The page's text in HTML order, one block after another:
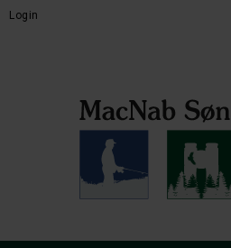
Login